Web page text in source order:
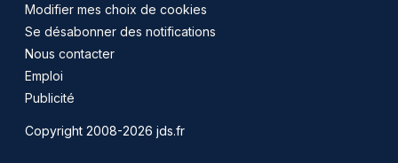
Modifier mes choix de cookies
Se désabonner des notifications
Nous contacter
Emploi
Publicité
Copyright 2008-2026 jds.fr